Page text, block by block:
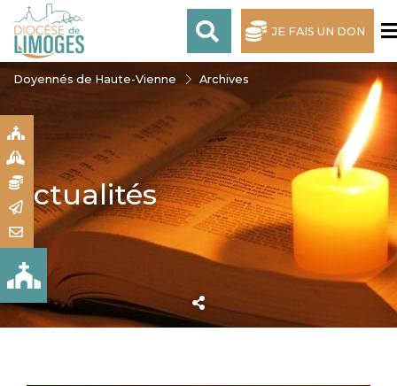
JE FAIS UN DON
Doyennés de Haute-Vienne Archives
Actualités